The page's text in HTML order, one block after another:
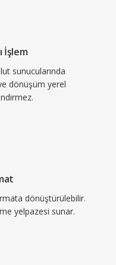
İşlem
sunucularında
dönüşüm yerel
dönüştürülebilir.
yelpazesi sunar.